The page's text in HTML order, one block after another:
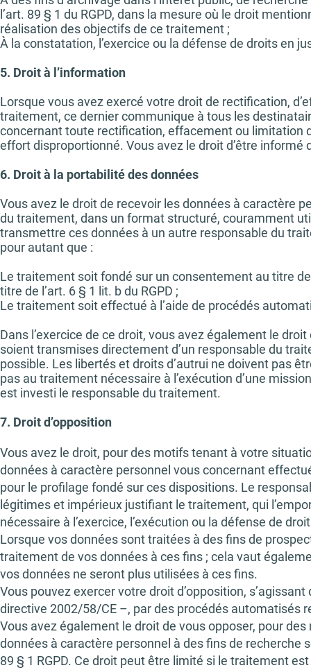
l’art. 89 § 1 du RGPD, dans la mesure où le droit
réalisation des objectifs de ce traitement ;
À la constatation, l’exercice ou la défense de droits en
5. Droit à l’information
Lorsque vous avez exercé votre droit de rectification,
traitement, ce dernier communique à tous les
concernant toute rectification, effacement ou limitation
effort disproportionné. Vous avez le droit d’être informé
6. Droit à la portabilité des données
Vous avez le droit de recevoir les données à caractère
du traitement, dans un format structuré, couramment
transmettre ces données à un autre responsable du
pour autant que :
Le traitement soit fondé sur un consentement au titre de
titre de l’art. 6 § 1 lit. b du RGPD ;
Le traitement soit effectué à l’aide de procédés
Dans l’exercice de ce droit, vous avez également le
soient transmises directement d’un responsable du
possible. Les libertés et droits d’autrui ne doivent pas
pas au traitement nécessaire à l’exécution d’une
est investi le responsable du traitement.
7. Droit d’opposition
Vous avez le droit, pour des motifs tenant à votre
données à caractère personnel vous concernant
pour le profilage fondé sur ces dispositions. Le
légitimes et impérieux justifiant le traitement, qui
nécessaire à l’exercice, l’exécution ou la défense de
Lorsque vos données sont traitées à des fins de
traitement de vos données à ces fins ; cela vaut
vos données ne seront plus utilisées à ces fins.
Vous pouvez exercer votre droit d’opposition,
directive 2002/58/CE –, par des procédés automatisés
Vous avez également le droit de vous opposer, pour
données à caractère personnel à des fins de recherche
89 § 1 RGPD. Ce droit peut être limité si le traitement